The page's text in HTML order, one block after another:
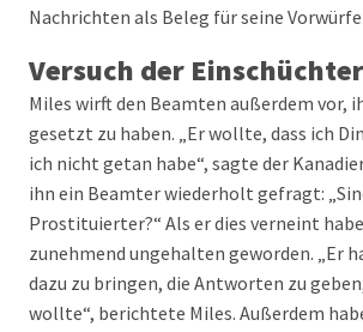
Nachrichten als Beleg für seine
Versuch der
Miles wirft den Beamten außerdem vor,
gesetzt zu haben. „Er wollte, dass ich
ich nicht getan habe“, sagte der
ihn ein Beamter wiederholt gefragt:
Prostituierter?“ Als er dies verneint
zunehmend ungehalten geworden. „Er
dazu zu bringen, die Antworten zu
wollte“, berichtete Miles. Außerdem